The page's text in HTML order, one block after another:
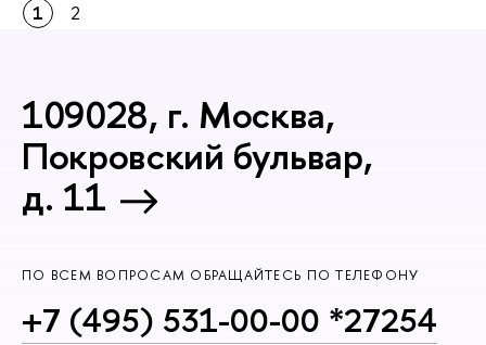
1 2
109028, г. Москва,
Покровский бульвар,
д. 11
ПО ВСЕМ ВОПРОСАМ ОБРАЩАЙТЕСЬ ПО ТЕЛЕФОНУ
+7 (495) 531-00-00 *27254